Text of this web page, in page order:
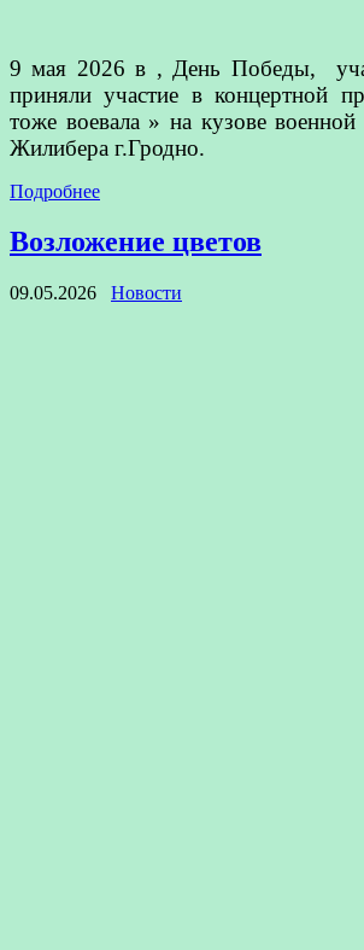
9 мая 2026 в , День Победы,
приняли участие в концертной
тоже воевала » на кузове
Жилибера г.Гродно.
Подробнее
Возложение цветов
09.05.2026 Новости